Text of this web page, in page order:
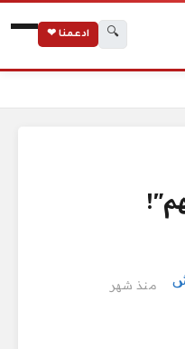
🔍 ادعمنا ❤
منذ شهر